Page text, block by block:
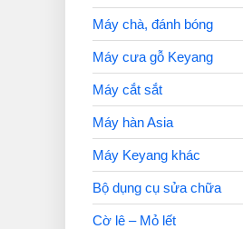
Máy chà, đánh bóng
Máy cưa gỗ Keyang
Máy cắt sắt
Máy hàn Asia
Máy Keyang khác
Bộ dụng cụ sửa chữa
Cờ lê – Mỏ lết